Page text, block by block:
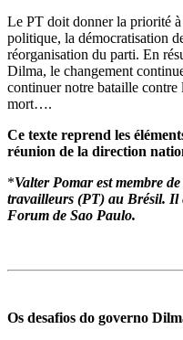
Le PT doit donner la priorité
politique, la démocratisation
réorganisation du parti. En
Dilma, le changement
continuer notre bataille contre
mort….
Ce texte reprend les
réunion de la direction
*Valter Pomar est membre
travailleurs (PT) au Brésil. Il
Forum de Sao Paulo.
Os desafios do governo